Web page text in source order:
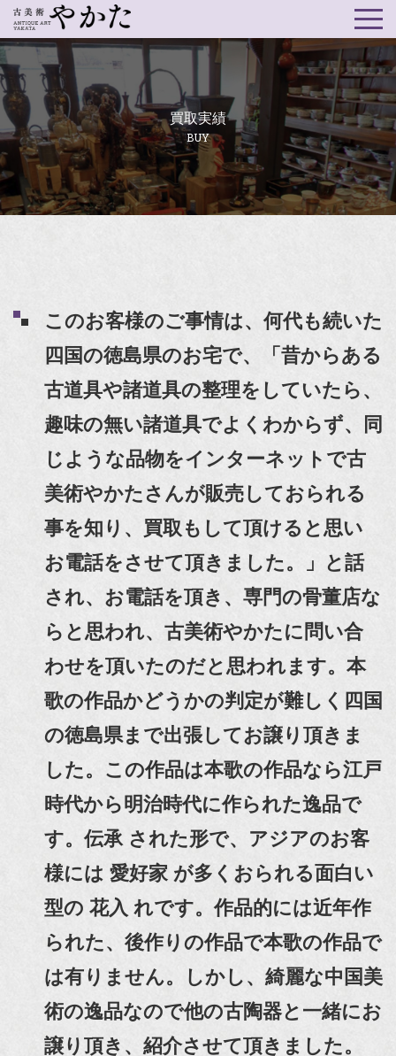
買取実績
BUY
このお客様のご事情は、何代も続いた
四国の徳島県のお宅で、「昔からある
古道具や諸道具の整理をしていたら、
趣味の無い諸道具でよくわからず、同
じような品物をインターネットで古
美術やかたさんが販売しておられる
事を知り、買取もして頂けると思い
お電話をさせて頂きました。」と話
され、お電話を頂き、専門の骨董店な
らと思われ、古美術やかたに問い合
わせを頂いたのだと思われます。本
歌の作品かどうかの判定が難しく四国
の徳島県まで出張してお譲り頂きま
した。この作品は本歌の作品なら江戸
時代から明治時代に作られた逸品で
す。伝承 された形で、アジアのお客
様には 愛好家 が多くおられる面白い
型の 花入 れです。作品的には近年作
られた、後作りの作品で本歌の作品で
は有りません。しかし、綺麗な中国美
術の逸品なので他の古陶器と一緒にお
譲り頂き、紹介させて頂きました。